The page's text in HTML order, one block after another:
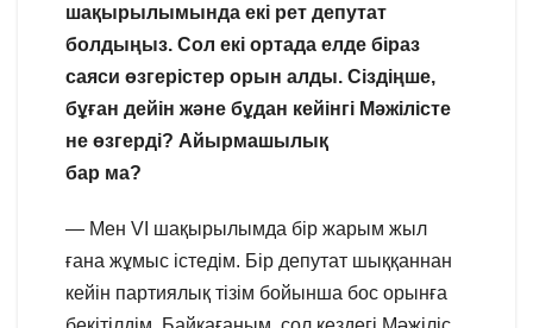
шақырылымында екі рет депутат
болдыңыз. Сол екі ортада елде біраз
саяси өзгерістер орын алды. Сіздіңше,
бұған дейін және бұдан кейінгі Мәжілісте
не өзгерді? Айырмашылық
бар ма?
— Мен VІ шақырылымда бір жарым жыл
ғана жұмыс істедім. Бір депутат шыққаннан
кейін партиялық тізім бойынша бос орынға